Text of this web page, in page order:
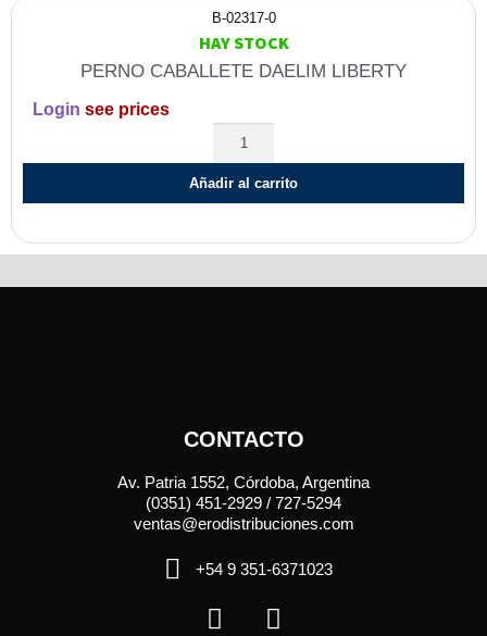
B-02317-0
HAY STOCK
PERNO CABALLETE DAELIM LIBERTY
Login see prices
Añadir al carrito
CONTACTO
Av. Patria 1552, Córdoba, Argentina
(0351) 451-2929 / 727-5294
ventas@erodistribuciones.com
+54 9 351-6371023